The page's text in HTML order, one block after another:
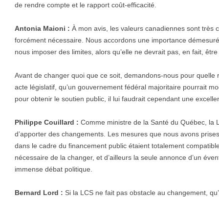
de rendre compte et le rapport coût-efficacité.
Antonia Maioni : À mon avis, les valeurs canadiennes sont très
forcément nécessaire. Nous accordons une importance
nous imposer des limites, alors qu’elle ne devrait pas, en fait,
Avant de changer quoi que ce soit, demandons-nous pour quelle
acte législatif, qu’un gouvernement fédéral majoritaire pourrait
pour obtenir le soutien public, il lui faudrait cependant une
Philippe Couillard : Comme ministre de la Santé du Québec, la
d’apporter des changements. Les mesures que nous avons
dans le cadre du financement public étaient totalement
nécessaire de la changer, et d’ailleurs la seule annonce d’un
immense débat politique.
Bernard Lord : Si la LCS ne fait pas obstacle au changement,